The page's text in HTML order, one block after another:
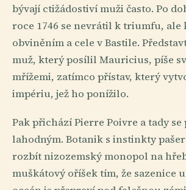
bývají ctižádostiví muži často. Po
roce 1746 se nevrátil k triumfu, ale
obviněním a cele v Bastile.
muž, který posílil Mauricius, píše
mřížemi, zatímco přístav, který
impériu, jež ho ponížilo.
Pak přichází Pierre Poivre a tady se
lahodným. Botanik s instinkty
rozbít nizozemský monopol na
muškátový oříšek tím, že sazenice